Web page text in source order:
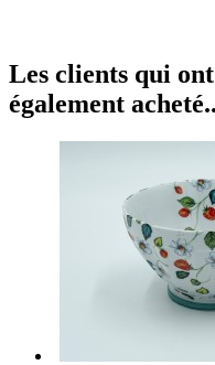
Les clients qui
également